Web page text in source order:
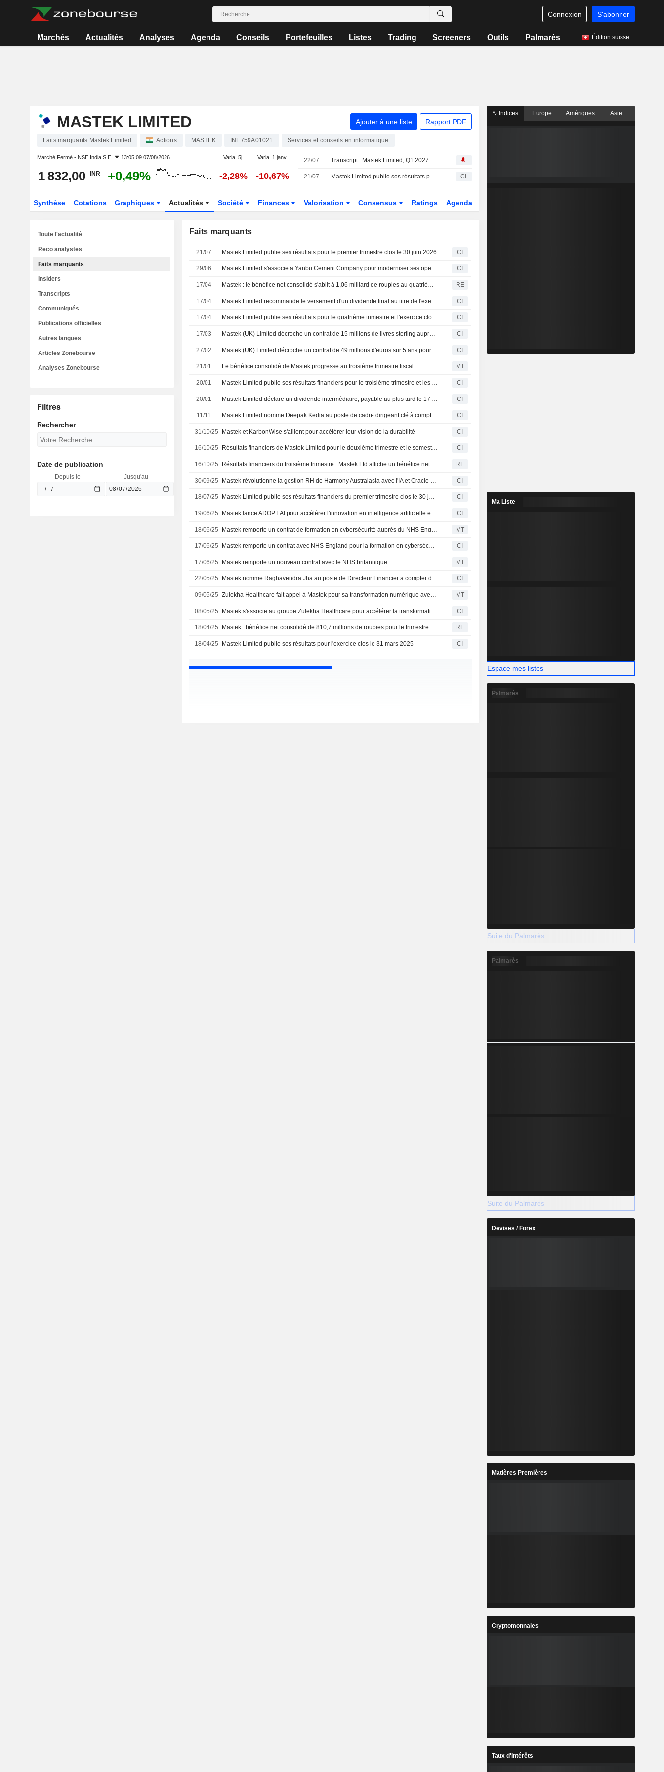
Connexion S'abonner
Marchés Actualités Analyses Agenda Conseils Portefeuilles Listes Trading Screeners Outils Palmarès Édition suisse
MASTEK LIMITED Ajouter à une liste Rapport PDF
Faits marquants Mastek Limited Actions MASTEK INE759A01021 Services et conseils en informatique
Marché Fermé - NSE India S.E. 13:05:09 07/08/2026 Varia. 5j. Varia. 1 janv.
1 832,00 INR +0,49% -2,28% -10,67%
22/07 Transcript : Mastek Limited, Q1 2027 Earnings Call, Jul 22, 2026
21/07 Mastek Limited publie ses résultats pour le premier trimestre clos le 30 juin 2026 CI
Synthèse Cotations Graphiques Actualités Société Finances Valorisation Consensus Ratings Agenda
Faits marquants
21/07 Mastek Limited publie ses résultats pour le premier trimestre clos le 30 juin 2026 CI
29/06 Mastek Limited s'associe à Yanbu Cement Company pour moderniser ses opérations, de la production à l'expédition CI
17/04 Mastek : le bénéfice net consolidé s'ablit à 1,06 milliard de roupies au quatrième trimestre RE
17/04 Mastek Limited recommande le versement d'un dividende final au titre de l'exercice clos le 31 mars 2026 CI
17/04 Mastek Limited publie ses résultats pour le quatrième trimestre et l'exercice clos le 31 mars 2026 CI
17/03 Mastek (UK) Limited décroche un contrat de 15 millions de livres sterling auprès de la Financial Conduct Authority CI
27/02 Mastek (UK) Limited décroche un contrat de 49 millions d'euros sur 5 ans pour le service de développement d'applications biométriques du Home Office CI
21/01 Le bénéfice consolidé de Mastek progresse au troisième trimestre fiscal MT
20/01 Mastek Limited publie ses résultats financiers pour le troisième trimestre et les neuf premiers mois clos le 31 décembre 2025 CI
20/01 Mastek Limited déclare un dividende intermédiaire, payable au plus tard le 17 février 2026 CI
11/11 Mastek Limited nomme Deepak Kedia au poste de cadre dirigeant clé à compter du 11 novembre 2025 CI
31/10/25 Mastek et KarbonWise s'allient pour accélérer leur vision de la durabilité CI
16/10/25 Résultats financiers de Mastek Limited pour le deuxième trimestre et le semestre clos le 30 septembre 2025 CI
16/10/25 Résultats financiers du troisième trimestre : Mastek Ltd affiche un bénéfice net consolidé de 974,5 millions de roupies RE
30/09/25 Mastek révolutionne la gestion RH de Harmony Australasia avec l'IA et Oracle HCM Cloud Redwood UX/UI CI
18/07/25 Mastek Limited publie ses résultats financiers du premier trimestre clos le 30 juin 2025 CI
19/06/25 Mastek lance ADOPT.AI pour accélérer l'innovation en intelligence artificielle et généraliser son adoption en entreprise CI
18/06/25 Mastek remporte un contrat de formation en cybersécurité auprès du NHS England MT
17/06/25 Mastek remporte un contrat avec NHS England pour la formation en cybersécurité des conseils d'administration et des SIRO CI
17/06/25 Mastek remporte un nouveau contrat avec le NHS britannique MT
22/05/25 Mastek nomme Raghavendra Jha au poste de Directeur Financier à compter du 19 mai 2025 CI
09/05/25 Zulekha Healthcare fait appel à Mastek pour sa transformation numérique avec Oracle Fusion Cloud MT
08/05/25 Mastek s'associe au groupe Zulekha Healthcare pour accélérer la transformation numérique avec Oracle Fusion Cloud CI
18/04/25 Mastek : bénéfice net consolidé de 810,7 millions de roupies pour le trimestre de mars RE
18/04/25 Mastek Limited publie ses résultats pour l'exercice clos le 31 mars 2025 CI
Toute l'actualité
Reco analystes
Faits marquants
Insiders
Transcripts
Communiqués
Publications officielles
Autres langues
Articles Zonebourse
Analyses Zonebourse
Filtres
Rechercher
Date de publication
Depuis le Jusqu'au
Indices Europe Amériques Asie
Ma Liste
Espace mes listes
Palmarès
Suite du Palmarès
Palmarès
Suite du Palmarès
Devises / Forex
Matières Premières
Cryptomonnaies
Taux d'Intérêts